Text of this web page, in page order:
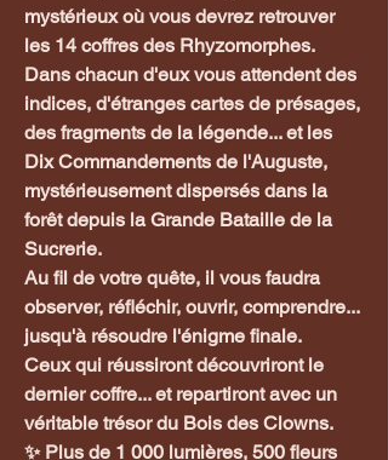
mystérieux où vous devrez retrouver
les 14 coffres des Rhyzomorphes.
Dans chacun d'eux vous attendent des
indices, d'étranges cartes de présages,
des fragments de la légende... et les
Dix Commandements de l'Auguste,
mystérieusement dispersés dans la
forêt depuis la Grande Bataille de la
Sucrerie.
Au fil de votre quête, il vous faudra
observer, réfléchir, ouvrir, comprendre...
jusqu'à résoudre l'énigme finale.
Ceux qui réussiront découvriront le
dernier coffre... et repartiront avec un
véritable trésor du Bois des Clowns.
✨ Plus de 1 000 lumières, 500 fleurs